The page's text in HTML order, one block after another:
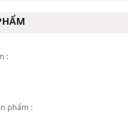
:
phẩm :